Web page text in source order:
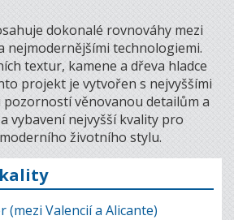
dokonalé rovnováhy mezi
nejmodernějšími technologiemi.
textur, kamene a dřeva hladce
projekt je vytvořen s nejvyššími
věnovanou detailům a
vybavení nejvyšší kvality pro
životního stylu.
(mezi Valencií a Alicante)